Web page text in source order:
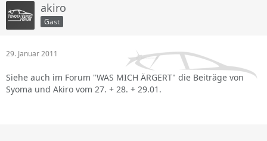
akiro
Gast
29. Januar 2011
Siehe auch im Forum "WAS MICH ÄRGERT" die Beiträge von
Syoma und Akiro vom 27. + 28. + 29.01.